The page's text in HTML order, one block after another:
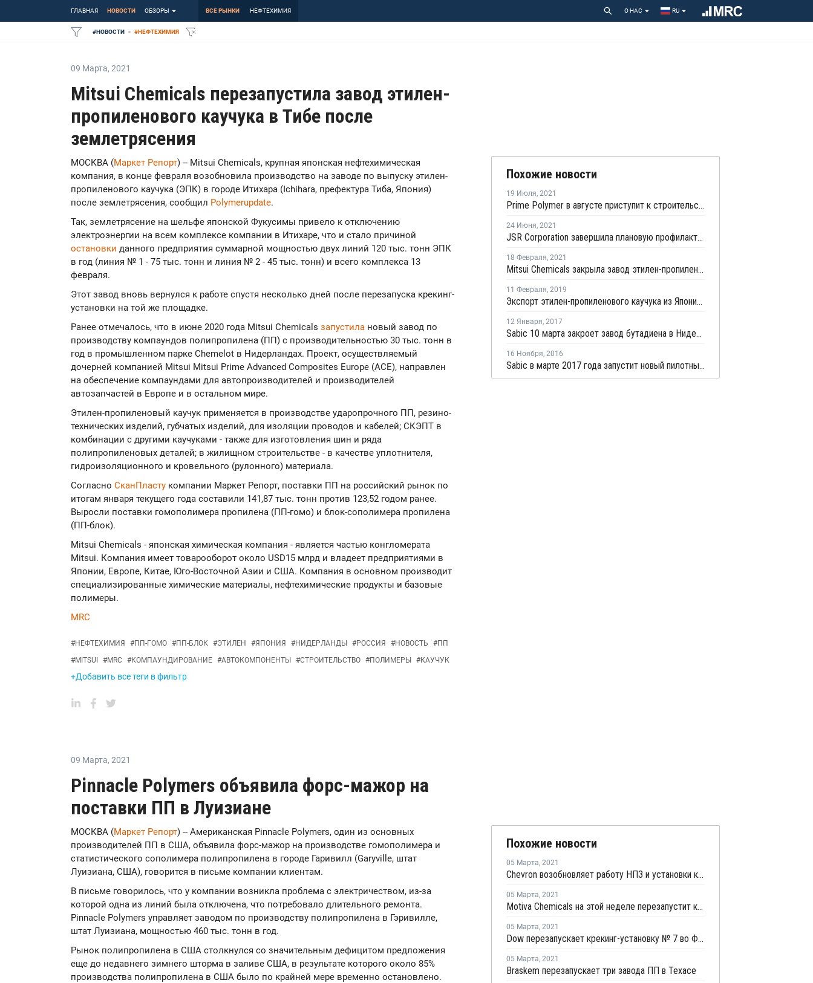
ГЛАВНАЯ НОВОСТИ ОБЗОРЫ ВСЕ РЫНКИ НЕФТЕХИМИЯ О НАС RU
#НОВОСТИ #НЕФТЕХИМИЯ
09 Марта, 2021
Mitsui Chemicals перезапустила завод этилен-
пропиленового каучука в Тибе после
землетрясения
МОСКВА (Маркет Репорт) -- Mitsui Chemicals, крупная японская нефтехимическая
компания, в конце февраля возобновила производство на заводе по выпуску этилен-
пропиленового каучука (ЭПК) в городе Итихара (Ichihara, префектура Тиба, Япония)
после землетрясения, сообщил Polymerupdate.
Так, землетрясение на шельфе японской Фукусимы привело к отключению
электроэнергии на всем комплексе компании в Итихаре, что и стало причиной
остановки данного предприятия суммарной мощностью двух линий 120 тыс. тонн ЭПК
в год (линия № 1 - 75 тыс. тонн и линия № 2 - 45 тыс. тонн) и всего комплекса 13
февраля.
Этот завод вновь вернулся к работе спустя несколько дней после перезапуска крекинг-
установки на той же площадке.
Ранее отмечалось, что в июне 2020 года Mitsui Chemicals запустила новый завод по
производству компаундов полипропилена (ПП) с производительностью 30 тыс. тонн в
год в промышленном парке Chemelot в Нидерландах. Проект, осуществляемый
дочерней компанией Mitsui Mitsui Prime Advanced Composites Europe (ACE), направлен
на обеспечение компаундами для автопроизводителей и производителей
автозапчастей в Европе и в остальном мире.
Этилен-пропиленовый каучук применяется в производстве ударопрочного ПП, резино-
технических изделий, губчатых изделий, для изоляции проводов и кабелей; СКЭПТ в
комбинации с другими каучуками - также для изготовления шин и ряда
полипропиленовых деталей; в жилищном строительстве - в качестве уплотнителя,
гидроизоляционного и кровельного (рулонного) материала.
Согласно СканПласту компании Маркет Репорт, поставки ПП на российский рынок по
итогам января текущего года составили 141,87 тыс. тонн против 123,52 годом ранее.
Выросли поставки гомополимера пропилена (ПП-гомо) и блок-сополимера пропилена
(ПП-блок).
Mitsui Chemicals - японская химическая компания - является частью конгломерата
Mitsui. Компания имеет товарооборот около USD15 млрд и владеет предприятиями в
Японии, Европе, Китае, Юго-Восточной Азии и США. Компания в основном производит
специализированные химические материалы, нефтехимические продукты и базовые
полимеры.
MRC
#НЕФТЕХИМИЯ #ПП-ГОМО #ПП-БЛОК #ЭТИЛЕН #ЯПОНИЯ #НИДЕРЛАНДЫ #РОССИЯ #НОВОСТЬ #ПП
#MITSUI #MRC #КОМПАУНДИРОВАНИЕ #АВТОКОМПОНЕНТЫ #СТРОИТЕЛЬСТВО #ПОЛИМЕРЫ #КАУЧУК
+Добавить все теги в фильтр
Похожие новости
19 Июля, 2021
Prime Polymer в августе приступит к строительству нового завода ПП в Тибе
24 Июня, 2021
JSR Corporation завершила плановую профилактику на заводе этилен-пропиленового каучука в Касиме
18 Февраля, 2021
Mitsui Chemicals закрыла завод этилен-пропиленового каучука в Тибе после землетрясения
11 Февраля, 2019
Экспорт этилен-пропиленового каучука из Японии снизился в декабре почти на 4%
12 Января, 2017
Sabic 10 марта закроет завод бутадиена в Нидерландах на плановую профилактику
16 Ноября, 2016
Sabic в марте 2017 года запустит новый пилотный завод ПП в Нидерландах
09 Марта, 2021
Pinnacle Polymers объявила форс-мажор на
поставки ПП в Луизиане
МОСКВА (Маркет Репорт) -- Американская Pinnacle Polymers, один из основных
производителей ПП в США, объявила форс-мажор на производстве гомополимера и
статистического сополимера полипропилена в городе Гаривилл (Garyville, штат
Луизиана, США), говорится в письме компании клиентам.
В письме говорилось, что у компании возникла проблема с электричеством, из-за
которой одна из линий была отключена, что потребовало длительного ремонта.
Pinnacle Polymers управляет заводом по производству полипропилена в Гэривилле,
штат Луизиана, мощностью 460 тыс. тонн в год.
Рынок полипропилена в США столкнулся со значительным дефицитом предложения
еще до недавнего зимнего шторма в заливе США, в результате которого около 85%
производства полипропилена в США было по крайней мере временно остановлено.
Похожие новости
05 Марта, 2021
Chevron возобновляет работу НПЗ и установки каткрекинга в Пасадене
05 Марта, 2021
Motiva Chemicals на этой неделе перезапустит крекинг-установку в Порт-Артуре
05 Марта, 2021
Dow перезапускает крекинг-установку № 7 во Фрипорте
05 Марта, 2021
Braskem перезапускает три завода ПП в Техасе